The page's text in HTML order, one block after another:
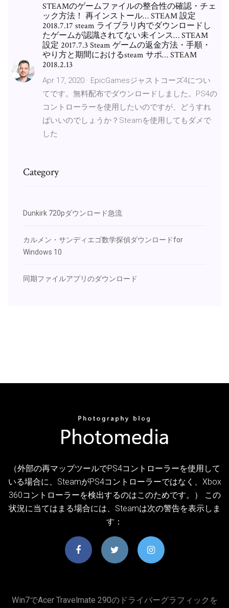
STEAMのゲームファイルの整合性の確認・チェ
ック方法！ 再インストール… STEAM 設定
2018.7.17 steam ライブラリ内でダウンロードし
たゲームが認識されてない未インス… STEAM
設定 2017.7.3 Steam ゲームの返金方法・手順・
やり方と期間におけるsteam サポ… STEAM
2018.2.13
Apr 17, 2020 · EpicGamesジャストコーズ4につい
てです。無料配布でダウンロードしました。PS4の
コントローラーを使用したいのですが、どうすれ
ばいいのでしょうか？Steamを使用してもダメで
した
Category
Dunkirk 720pダウンロード急流
カルメン・サンディエゴ数学探偵ダウンロードfor
Windows 10
同期ファイルアプリのダウンロード
（外部の再マップツールでPS4コントローラーを使用して
いる場合に、SteamがPS4コントローラーではなく、Xbox
360コントローラーを検出するのはこのためです。） この
状況に当てはまる場合には、Steamは次の警告を表示しま
す：
Win7でacer Travelmate 290のドライバーグラフィックを